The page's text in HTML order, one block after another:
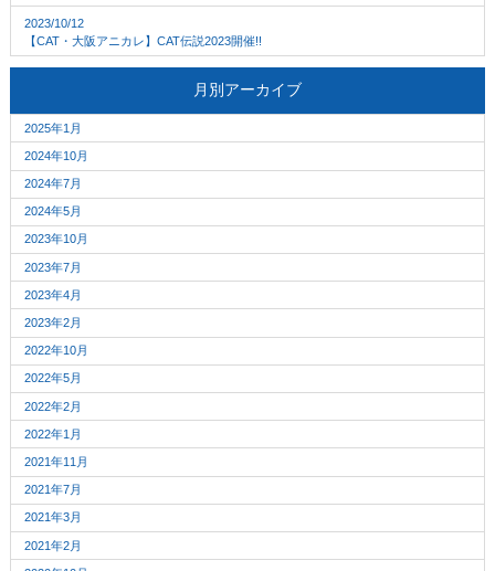
2023/10/12
【CAT・大阪アニカレ】CAT伝説2023開催!!
月別アーカイブ
2025年1月
2024年10月
2024年7月
2024年5月
2023年10月
2023年7月
2023年4月
2023年2月
2022年10月
2022年5月
2022年2月
2022年1月
2021年11月
2021年7月
2021年3月
2021年2月